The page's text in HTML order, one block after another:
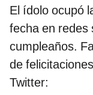
El ídolo ocupó
fecha en redes
cumpleaños.
de
Twitter: